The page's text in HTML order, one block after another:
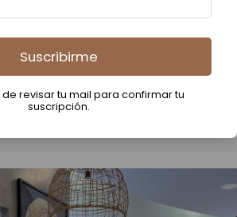
Tejido y
Puffs - PUFF DOBLE. Tejido y tusssor
Suscribirme
de revisar tu mail para confirmar tu
suscripción.